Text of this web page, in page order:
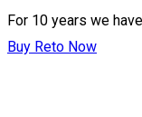
For 10 years we
Buy Reto Now